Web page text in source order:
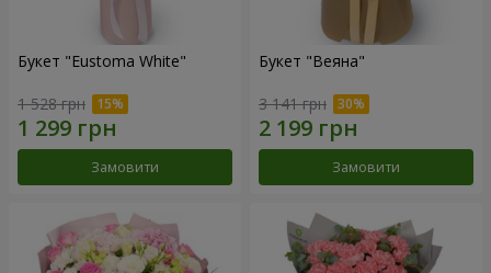
Букет "Eustoma White"
1 528 грн
Замовити
Букет "Веяна"
3 141 грн
Замовити